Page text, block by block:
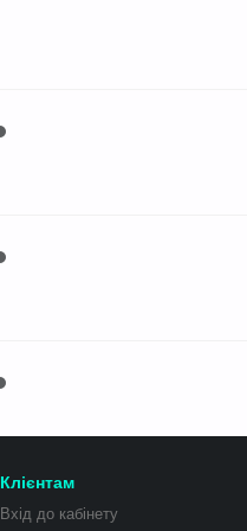
Клієнтам
Вхід до кабінету